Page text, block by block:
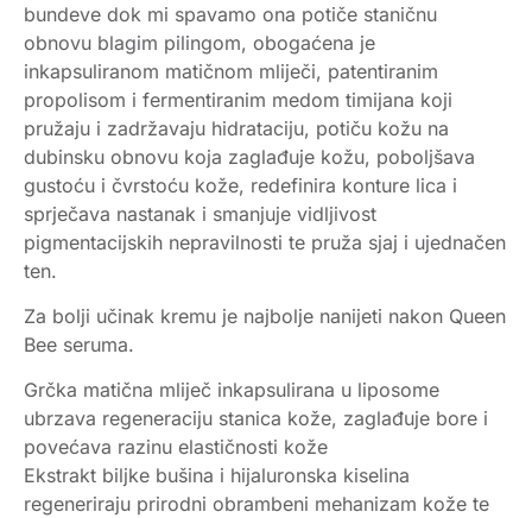
bundeve dok mi spavamo ona potiče staničnu
obnovu blagim pilingom, obogaćena je
inkapsuliranom matičnom mliječi, patentiranim
propolisom i fermentiranim medom timijana koji
pružaju i zadržavaju hidrataciju, potiču kožu na
dubinsku obnovu koja zaglađuje kožu, poboljšava
gustoću i čvrstoću kože, redefinira konture lica i
sprječava nastanak i smanjuje vidljivost
pigmentacijskih nepravilnosti te pruža sjaj i ujednačen
ten.
Za bolji učinak kremu je najbolje nanijeti nakon Queen
Bee seruma.
Grčka matična mliječ inkapsulirana u liposome
ubrzava regeneraciju stanica kože, zaglađuje bore i
povećava razinu elastičnosti kože
Ekstrakt biljke bušina i hijaluronska kiselina
regeneriraju prirodni obrambeni mehanizam kože te